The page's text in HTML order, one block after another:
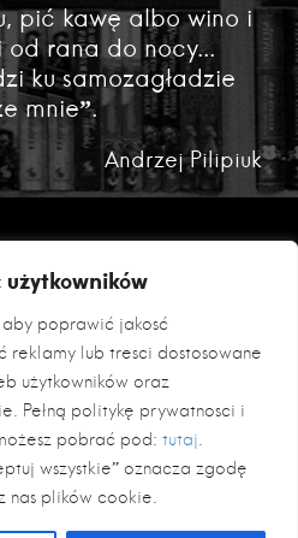
poprawić jakość
lub treści dostosowane
użytkowników oraz
Pełną politykę prywatności i
pobrać pod: tutaj.
wszystkie” oznacza zgodę
nas plików cookie.
pić kawę albo wino i
rana do nocy...
ku samozagładzie
mnie”.
Andrzej Pilipiuk
prywatności
RODO